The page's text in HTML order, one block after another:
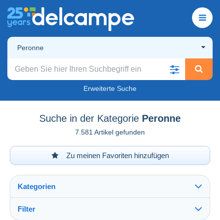
Peronne
Erweiterte Suche
Suche in der Kategorie Peronne
7.581 Artikel gefunden
Zu meinen Favoriten hinzufügen
Kategorien
Filter